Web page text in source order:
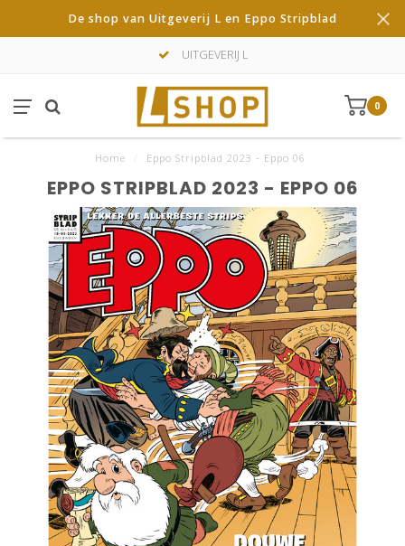
De shop van Uitgeverij L en Eppo Stripblad
UITGEVERIJ L
0
Home Eppo Stripblad 2023 - Eppo 06
EPPO STRIPBLAD 2023 - EPPO 06